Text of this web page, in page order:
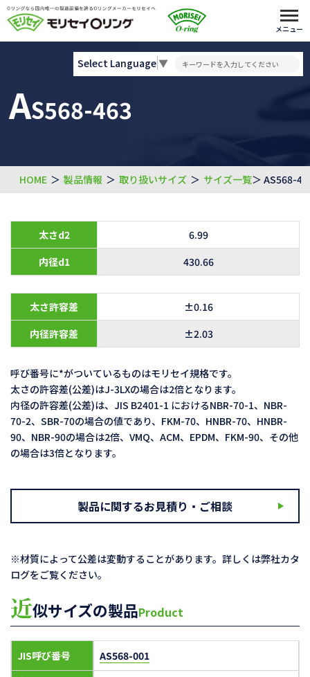
メニュー
AS568-463
Select Language▼
HOME ＞ 製品情報 ＞ 取り扱いサイズ ＞ サイズ一覧＞ AS568-
太さd2
6.99
内径d1
430.66
太さ許容差
±0.16
内径許容差
±2.03
呼び番号に*がついているものはモリセイ規格です。
太さの許容差(公差)はJ-3LXの場合は2倍となります。
内径の許容差(公差)は、JIS B2401-1 におけるNBR-70-1、NBR-
70-2、SBR-70の場合の値であり、FKM-70、HNBR-70、HNBR-
90、NBR-90の場合は2倍、VMQ、ACM、EPDM、FKM-90、その他
の場合は3倍となります。
製品に関するお見積り・ご相談
※材質によって公差は変動することがあります。詳しくは弊社カタ
ログをご覧ください。
近似サイズの製品Product
JIS呼び番号 AS568-001